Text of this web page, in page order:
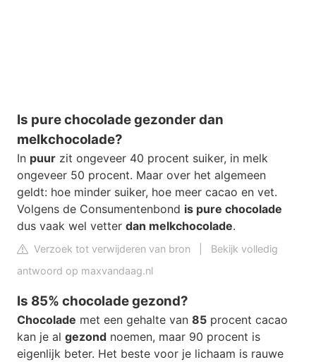
Is pure chocolade gezonder dan
melkchocolade?
In puur zit ongeveer 40 procent suiker, in melk
ongeveer 50 procent. Maar over het algemeen
geldt: hoe minder suiker, hoe meer cacao en vet.
Volgens de Consumentenbond is pure chocolade
dus vaak wel vetter dan melkchocolade.
Verzoek tot verwijderen van bron
Bekijk volledig
antwoord op maxvandaag.nl
Is 85% chocolade gezond?
Chocolade met een gehalte van 85 procent cacao
kan je al gezond noemen, maar 90 procent is
eigenlijk beter. Het beste voor je lichaam is rauwe